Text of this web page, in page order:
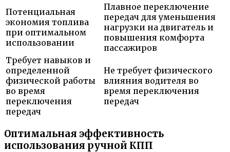
Потенциальная
экономия топлива
при оптимальном
использовании
Плавное переключение
передач для уменьшения
нагрузки на двигатель и
повышения комфорта
пассажиров
Требует навыков и
определенной
физической работы
во время
переключения
передач
Не требует физического
влияния водителя во
время переключения
передач
Оптимальная эффективность
использования ручной КПП